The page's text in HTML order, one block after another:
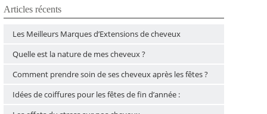
Articles récents
Les Meilleurs Marques d’Extensions de cheveux
Quelle est la nature de mes cheveux ?
Comment prendre soin de ses cheveux après les fêtes ?
Idées de coiffures pour les fêtes de fin d’année :